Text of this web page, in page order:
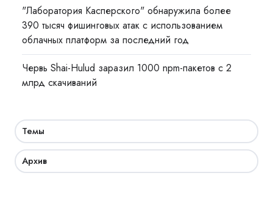
"Лаборатория Касперского" обнаружила более
390 тысяч фишинговых атак с использованием
облачных платформ за последний год
Червь Shai-Hulud заразил 1000 npm-пакетов с 2
млрд скачиваний
Темы
Архив